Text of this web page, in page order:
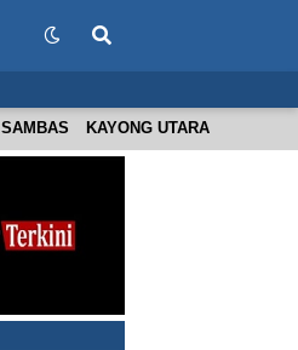
SAMBAS KAYONG UTARA